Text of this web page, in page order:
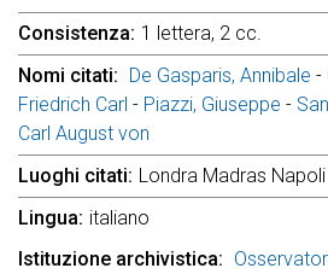
Consistenza 1 lettera, 2 cc.
Nomi citati
De Gasparis, Annibale -
Friedrich Carl - Piazzi, Giuseppe -
Carl August von
Luoghi citati Londra Madras
Lingua italiano
Istituzione archivistica